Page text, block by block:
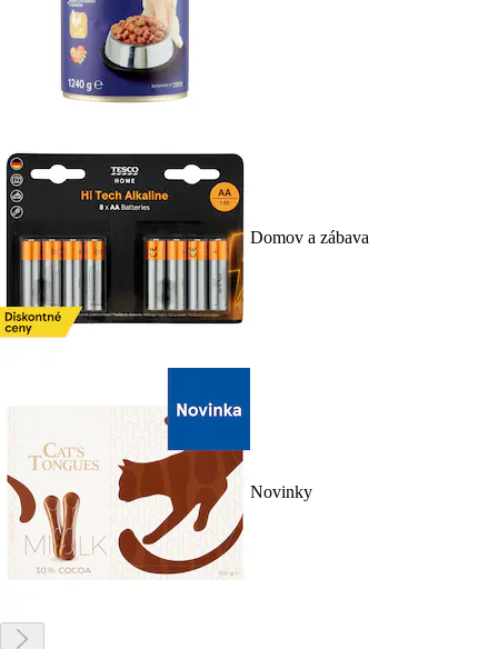
Domov a zábava
Novinky